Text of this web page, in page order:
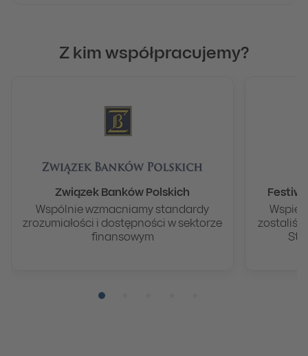
Z kim współpracujemy?
Związek Banków Polskich
Wspólnie wzmacniamy standardy
zrozumiałości i dostępności w sektorze
finansowym